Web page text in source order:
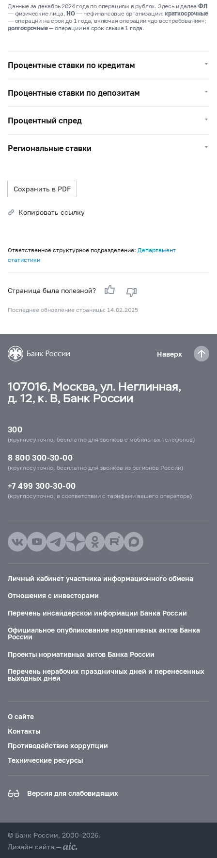
Данные за декабрь 2024 года по операциям в рублях. Здесь и далее ФЛ
― физические лица,НО― нефинансовые организации;краткосрочные
― операции на срок до 1 года, включая операции «до востребования»;
долгосрочные— операции на срок свыше 1 года.
Процентные ставки по кредитам
Процентные ставки по депозитам
Процентный спред
Региональные ставки
Сохранить в PDF
Копировать ссылку
Ответственное структурное подразделение: Департамент
статистики
Страница была полезной?
Последнее обновление страницы: 14.02.2025
Наверх
107016, Москва, ул. Неглинная,
д. 12, к. В, Банк России
300
(круглосуточно, бесплатно для звонков с мобильных телефонов)
8 800 300-30-00
(круглосуточно, бесплатно для звонков из регионов России)
+7 499 300-30-00
(круглосуточно, в соответствии с тарифами вашего оператора)
Личный кабинет участника информационного обмена
Отношения с инвесторами
Перечень инсайдерской информации Банка России
Официальное опубликование нормативных актов Банка
России
Проекты нормативных актов Банка России
Перечень нерабочих праздничных дней и перенесенных
выходных дней
О сайте
Контакты
Противодействие коррупции
Технические ресурсы
Версия для слабовидящих
© Банк России, 2000–2026.
Дизайн сайта —